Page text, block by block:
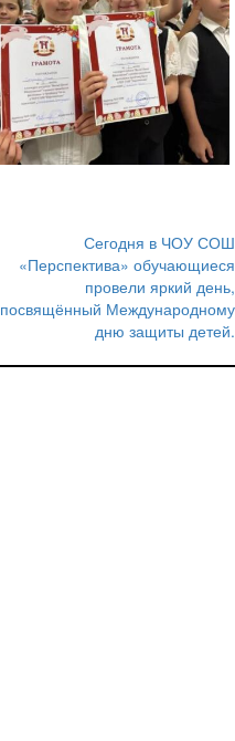
Сегодня в ЧОУ СОШ
«Перспектива» обучающиеся
провели яркий день,
посвящённый Международному
дню защиты детей.